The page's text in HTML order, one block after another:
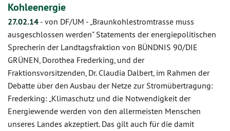
Kohleenergie
27.02.14 - von DF/UM -„Braunkohlestromtrasse muss
ausgeschlossen werden" Statements der energiepolitischen
Sprecherin der Landtagsfraktion von BÜNDNIS 90/DIE
GRÜNEN, Dorothea Frederking, und der
Fraktionsvorsitzenden, Dr. Claudia Dalbert, im Rahmen der
Debatte über den Ausbau der Netze zur Stromübertragung:
Frederking: „Klimaschutz und die Notwendigkeit der
Energiewende werden von den allermeisten Menschen
unseres Landes akzeptiert. Das gilt auch für die damit